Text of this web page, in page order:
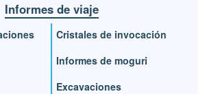
Informes de viaje
Cristales de invocación
Informes de moguri
Excavaciones